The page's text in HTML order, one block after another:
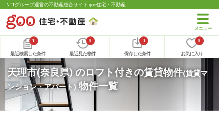
NTTグループ運営の不動産総合サイト goo住宅・不動産
1
最近検索した条件
0
最近見た物件
0
保存した条件
0
お気に入り
天理市(奈良県) のロフト付きの賃貸物件(賃貸マ
ンション・アパート) 物件一覧